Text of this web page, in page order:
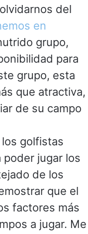
del
en
grupo,
para
grupo, esta
que atractiva,
de su campo
golfistas
jugar los
de los
que el
factores más
a jugar. Me